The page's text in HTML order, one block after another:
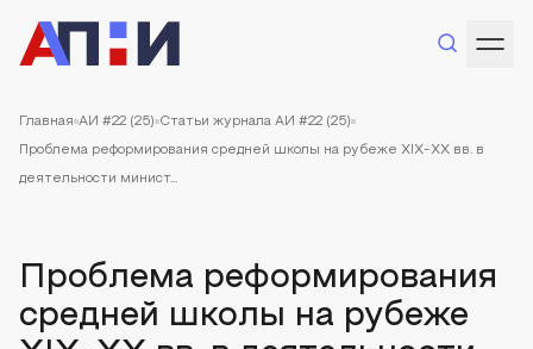
Главная АИ #22 (25) Статьи журнала АИ #22 (25)
Проблема реформирования средней школы на рубеже XIX-XX вв. в
деятельности минист...
Проблема реформирования
средней школы на рубеже